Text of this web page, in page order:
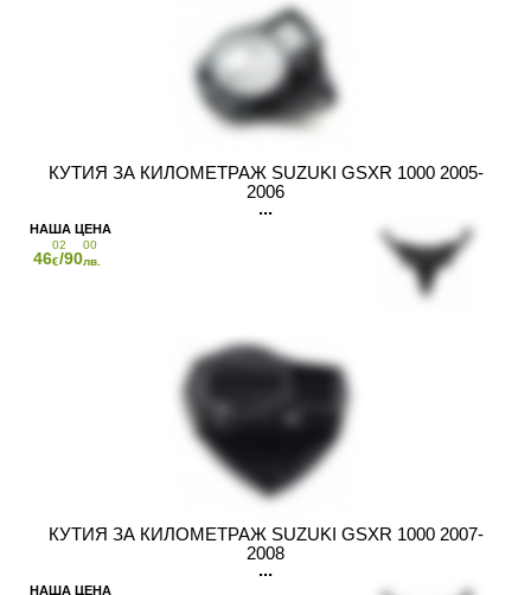
КУТИЯ ЗА КИЛОМЕТРАЖ SUZUKI GSXR 1000 2005-
2006
46
02
€/90
00
лв.
КУТИЯ ЗА КИЛОМЕТРАЖ SUZUKI GSXR 1000 2007-
2008